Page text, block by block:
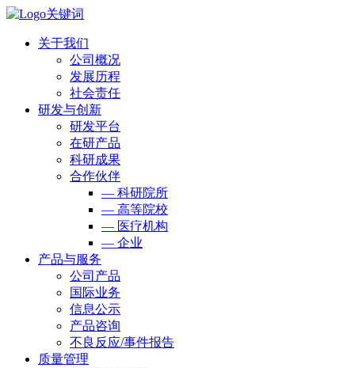
关于我们
公司概况
发展历程
社会责任
研发与创新
研发平台
在研产品
科研成果
合作伙伴
— 科研院所
— 高等院校
— 医疗机构
— 企业
产品与服务
公司产品
国际业务
信息公示
产品咨询
不良反应/事件报告
质量管理